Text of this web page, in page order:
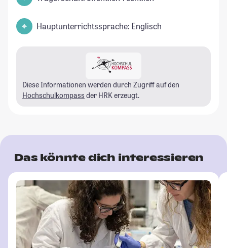
Hauptunterrichtssprache: Englisch
Diese Informationen werden durch Zugriff auf den
Hochschulkompass der HRK erzeugt.
Das könnte dich interessieren